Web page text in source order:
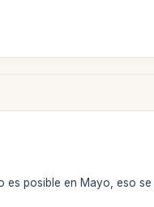
posible en Mayo, eso